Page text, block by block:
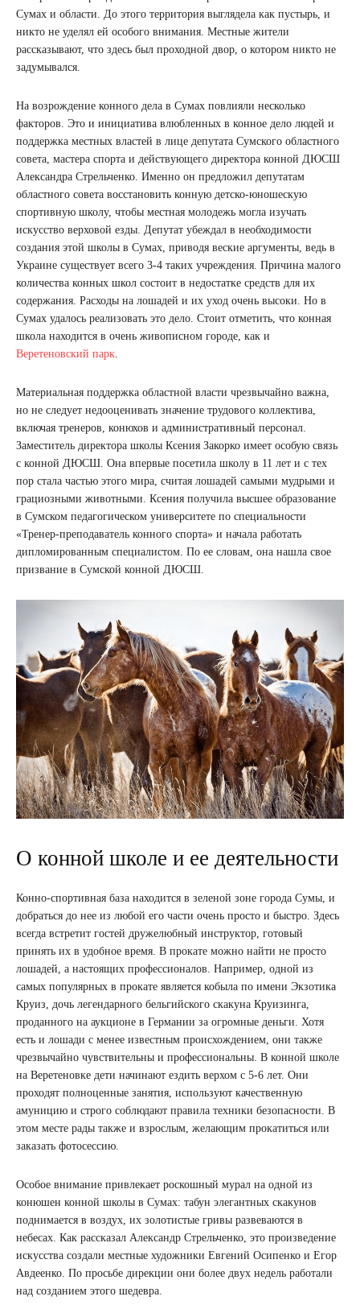
Сумах и области. До этого территория выглядела как пустырь, и
никто не уделял ей особого внимания. Местные жители
рассказывают, что здесь был проходной двор, о котором никто не
задумывался.
На возрождение конного дела в Сумах повлияли несколько
факторов. Это и инициатива влюбленных в конное дело людей и
поддержка местных властей в лице депутата Сумского областного
совета, мастера спорта и действующего директора конной ДЮСШ
Александра Стрельченко. Именно он предложил депутатам
областного совета восстановить конную детско-юношескую
спортивную школу, чтобы местная молодежь могла изучать
искусство верховой езды. Депутат убеждал в необходимости
создания этой школы в Сумах, приводя веские аргументы, ведь в
Украине существует всего 3-4 таких учреждения. Причина малого
количества конных школ состоит в недостатке средств для их
содержания. Расходы на лошадей и их уход очень высоки. Но в
Сумах удалось реализовать это дело. Стоит отметить, что конная
школа находится в очень живописном городе, как и
Веретеновский парк.
Материальная поддержка областной власти чрезвычайно важна,
но не следует недооценивать значение трудового коллектива,
включая тренеров, конюхов и административный персонал.
Заместитель директора школы Ксения Закорко имеет особую связь
с конной ДЮСШ. Она впервые посетила школу в 11 лет и с тех
пор стала частью этого мира, считая лошадей самыми мудрыми и
грациозными животными. Ксения получила высшее образование
в Сумском педагогическом университете по специальности
«Тренер-преподаватель конного спорта» и начала работать
дипломированным специалистом. По ее словам, она нашла свое
призвание в Сумской конной ДЮСШ.
О конной школе и ее деятельности
Конно-спортивная база находится в зеленой зоне города Сумы, и
добраться до нее из любой его части очень просто и быстро. Здесь
всегда встретит гостей дружелюбный инструктор, готовый
принять их в удобное время. В прокате можно найти не просто
лошадей, а настоящих профессионалов. Например, одной из
самых популярных в прокате является кобыла по имени Экзотика
Круиз, дочь легендарного бельгийского скакуна Круизинга,
проданного на аукционе в Германии за огромные деньги. Хотя
есть и лошади с менее известным происхождением, они также
чрезвычайно чувствительны и профессиональны. В конной школе
на Веретеновке дети начинают ездить верхом с 5-6 лет. Они
проходят полноценные занятия, используют качественную
амуницию и строго соблюдают правила техники безопасности. В
этом месте рады также и взрослым, желающим прокатиться или
заказать фотосессию.
Особое внимание привлекает роскошный мурал на одной из
конюшен конной школы в Сумах: табун элегантных скакунов
поднимается в воздух, их золотистые гривы развеваются в
небесах. Как рассказал Александр Стрельченко, это произведение
искусства создали местные художники Евгений Осипенко и Егор
Авдеенко. По просьбе дирекции они более двух недель работали
над созданием этого шедевра.